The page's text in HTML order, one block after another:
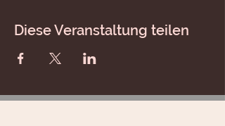
Diese Veranstaltung teilen